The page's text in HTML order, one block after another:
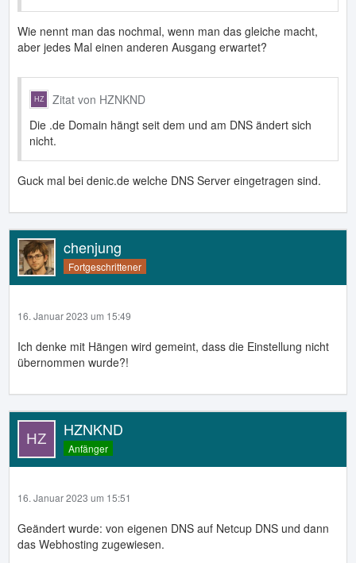
Wie nennt man das nochmal, wenn man das gleiche macht,
aber jedes Mal einen anderen Ausgang erwartet?
Zitat von HZNKND
Die .de Domain hängt seit dem und am DNS ändert sich
nicht.
Guck mal bei denic.de welche DNS Server eingetragen sind.
chenjung
Fortgeschrittener
16. Januar 2023 um 15:49
Ich denke mit Hängen wird gemeint, dass die Einstellung nicht
übernommen wurde?!
HZNKND
Anfänger
16. Januar 2023 um 15:51
Geändert wurde: von eigenen DNS auf Netcup DNS und dann
das Webhosting zugewiesen.